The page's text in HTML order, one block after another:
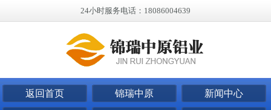
24小时服务电话：18086004639
返回首页 锦瑞中原 新闻中心